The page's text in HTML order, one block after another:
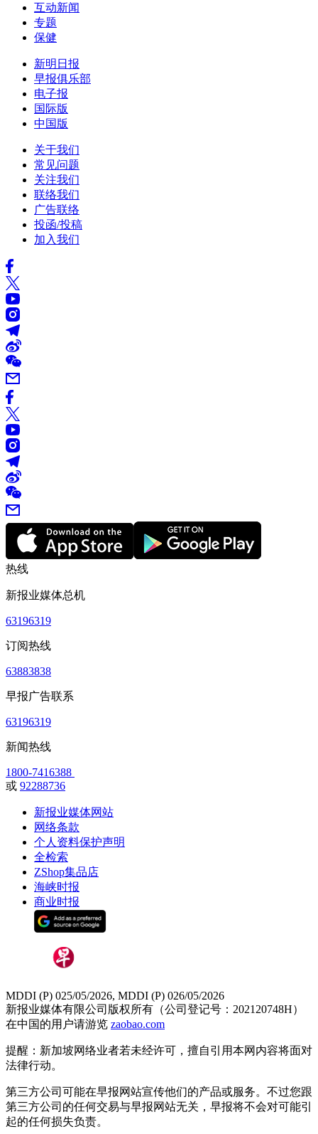
互动新闻
专题
保健
新明日报
早报俱乐部
电子报
国际版
中国版
关于我们
常见问题
关注我们
联络我们
广告联络
投函/投稿
加入我们
热线
新报业媒体总机
63196319
订阅热线
63883838
早报广告联系
63196319
新闻热线
1800-7416388
或 92288736
新报业媒体网站
网络条款
个人资料保护声明
全检索
ZShop集品店
海峡时报
商业时报
MDDI (P) 025/05/2026, MDDI (P) 026/05/2026
新报业媒体有限公司版权所有（公司登记号：202120748H）
在中国的用户请游览 zaobao.com
提醒：新加坡网络业者若未经许可，擅自引用本网内容将面对
法律行动。
第三方公司可能在早报网站宣传他们的产品或服务。不过您跟
第三方公司的任何交易与早报网站无关，早报将不会对可能引
起的任何损失负责。